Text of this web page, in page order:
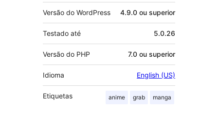
Versão do WordPress 4.9.0 ou superior
Testado até 5.0.26
Versão do PHP 7.0 ou superior
Idioma English (US)
Etiquetas anime grab manga